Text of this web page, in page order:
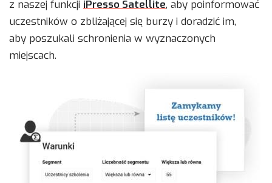
z naszej funkcji iPresso Satellite, aby poinformować
uczestników o zbliżającej się burzy i doradzić im,
aby poszukali schronienia w wyznaczonych
miejscach.